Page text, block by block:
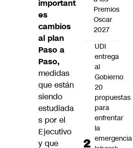
important
es
cambios
al plan
Paso a
Paso,
medidas
que están
siendo
estudiada
s por el
Ejecutivo
y que
Premios
Oscar
2027
UDI
entrega
al
Gobierno
20
propuestas
para
enfrentar
la
emergencia